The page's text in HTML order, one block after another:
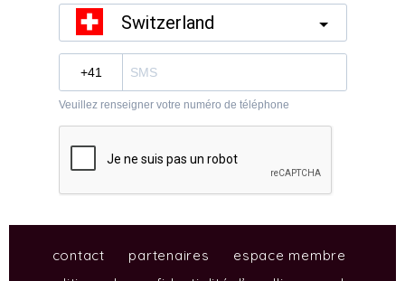
contact partenaires
espace membre